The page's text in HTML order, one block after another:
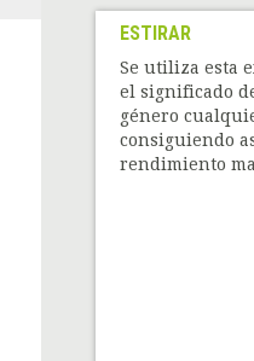
ESTIRAR
Se utiliza esta
el significado
género
consiguiendo
rendimiento